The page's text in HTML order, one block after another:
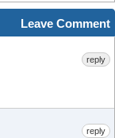
Leave Comment
reply
reply